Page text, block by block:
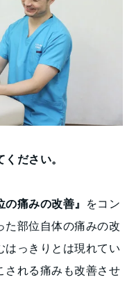
ださい。
痛みの改善』 をコン
た部位自体の痛みの改
はっきりとは現れてい
される痛みも改善させ